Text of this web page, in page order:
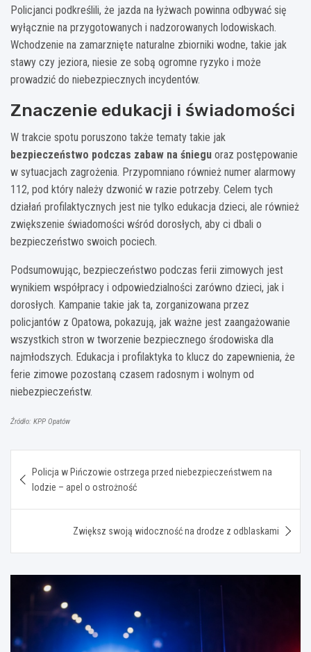
Policjanci podkreślili, że jazda na łyżwach powinna odbywać się
wyłącznie na przygotowanych i nadzorowanych lodowiskach.
Wchodzenie na zamarznięte naturalne zbiorniki wodne, takie jak
stawy czy jeziora, niesie ze sobą ogromne ryzyko i może
prowadzić do niebezpiecznych incydentów.
Znaczenie edukacji i świadomości
W trakcie spotu poruszono także tematy takie jak
bezpieczeństwo podczas zabaw na śniegu oraz postępowanie
w sytuacjach zagrożenia. Przypomniano również numer alarmowy
112, pod który należy dzwonić w razie potrzeby. Celem tych
działań profilaktycznych jest nie tylko edukacja dzieci, ale również
zwiększenie świadomości wśród dorosłych, aby ci dbali o
bezpieczeństwo swoich pociech.
Podsumowując, bezpieczeństwo podczas ferii zimowych jest
wynikiem współpracy i odpowiedzialności zarówno dzieci, jak i
dorosłych. Kampanie takie jak ta, zorganizowana przez
policjantów z Opatowa, pokazują, jak ważne jest zaangażowanie
wszystkich stron w tworzenie bezpiecznego środowiska dla
najmłodszych. Edukacja i profilaktyka to klucz do zapewnienia, że
ferie zimowe pozostaną czasem radosnym i wolnym od
niebezpieczeństw.
Źródło: KPP Opatów
wpisu
Policja w Pińczowie ostrzega przed niebezpieczeństwem na
lodzie – apel o ostrożność
Zwiększ swoją widoczność na drodze z odblaskami